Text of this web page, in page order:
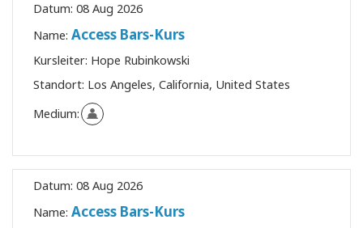
Datum: 08 Aug 2026
Name: Access Bars-Kurs
Kursleiter: Hope Rubinkowski
Standort: Los Angeles, California, United States
Medium:
Datum: 08 Aug 2026
Name: Access Bars-Kurs